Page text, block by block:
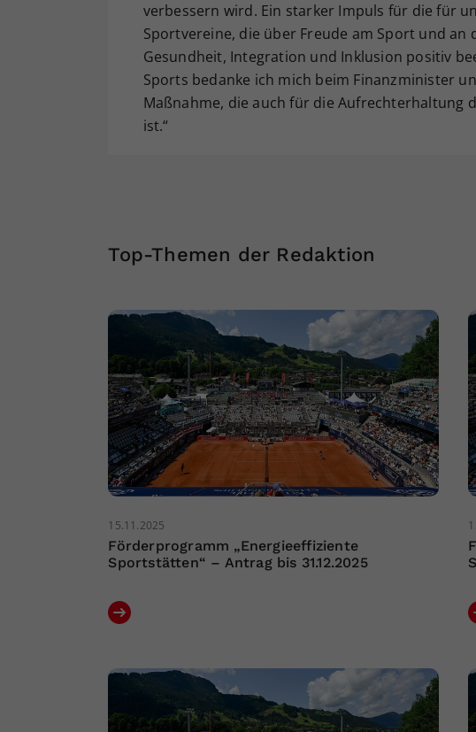
verbessern wird. Ein starker Impuls für die für
Sportvereine, die über Freude am Sport und an
Gesundheit, Integration und Inklusion positiv
Sports bedanke ich mich beim Finanzminister
Maßnahme, die auch für die
ist.“
Top-Themen der Redaktion
15.11.2025
Förderprogramm „Energieeffiziente
Sportstätten“ – Antrag bis 31.12.2025